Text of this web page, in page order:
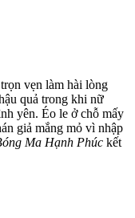
vẹn làm hài lòng
quả trong khi nữ
yên. Éo le ở chỗ mấy
giả mắng mỏ vì nhập
Ma Hạnh Phúc kết